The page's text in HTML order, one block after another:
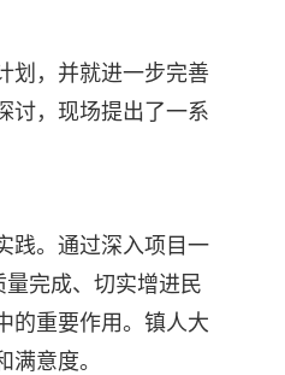
划，并就进一步完善
讨，现场提出了一系
践。通过深入项目一
完成、切实增进民
的重要作用。镇人大
意度。